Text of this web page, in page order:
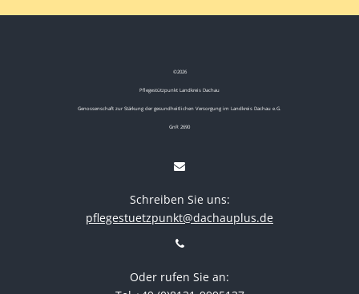
©2026
Pflegestützpunkt Landkreis Dachau
Genossenschaft zur Stärkung der gesundheitlichen Versorgung im Landkreis Dachau e.G.
GnR 2690
Schreiben Sie uns:
pflegestuetzpunkt@dachauplus.de
Oder rufen Sie an: